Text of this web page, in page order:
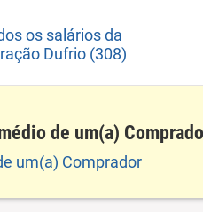
os salários da
Dufrio (308)
de um(a)
um(a) Comprador